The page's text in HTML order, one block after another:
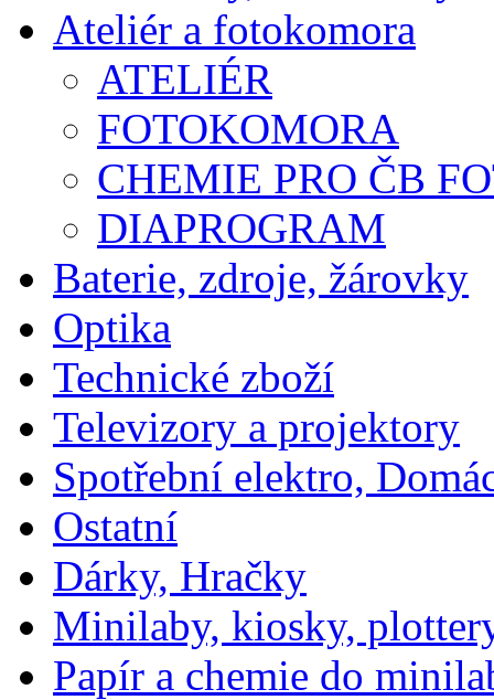
Ateliér a fotokomora
ATELIÉR
FOTOKOMORA
CHEMIE PRO ČB
DIAPROGRAM
Baterie, zdroje, žárovky
Optika
Technické zboží
Televizory a projektory
Spotřební elektro,
Ostatní
Dárky, Hračky
Minilaby, kiosky,
Papír a chemie do